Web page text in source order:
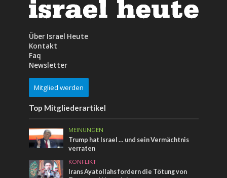
Über Israel Heute
Kontakt
Faq
Newsletter
Mitglied werden
Top Mitgliederartikel
MEINUNGEN
Trump hat Israel … und sein Vermächtnis
verraten
KONFLIKT
Irans Ayatollahs fordern die Tötung von